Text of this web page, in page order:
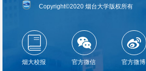
Copyright©2020 烟台大学版权所有
烟大校报 官方微信 官方微博